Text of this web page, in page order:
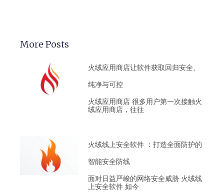
More Posts
火绒应用商店让软件获取回归安全、
纯净与可控
火绒应用商店 很多用户第一次接触火
绒应用商店，往往
火绒线上安全软件 ：打造全面防护的
智能安全防线
面对日益严峻的网络安全威胁 火绒线
上安全软件 如今